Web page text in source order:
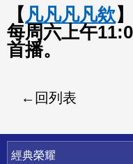
【凡凡凡凡欸
每周六上午
首播。
回列表
快速連結
經典榮耀